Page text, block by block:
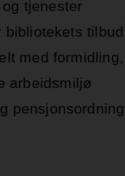
tjenester
med
arbeidsmiljø